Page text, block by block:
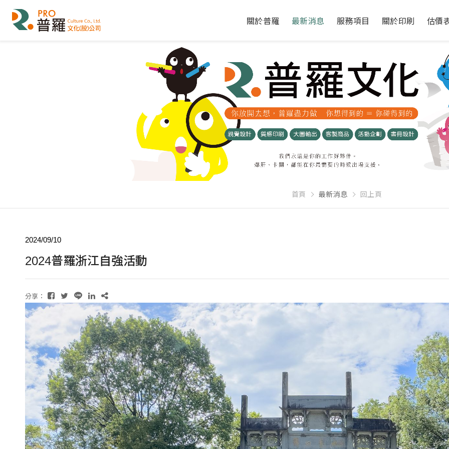
關於普羅 最新消息 服務項目 關於印刷 估價
首頁 最新消息 回上頁
2024/09/10
2024普羅浙江自強活動
分享：